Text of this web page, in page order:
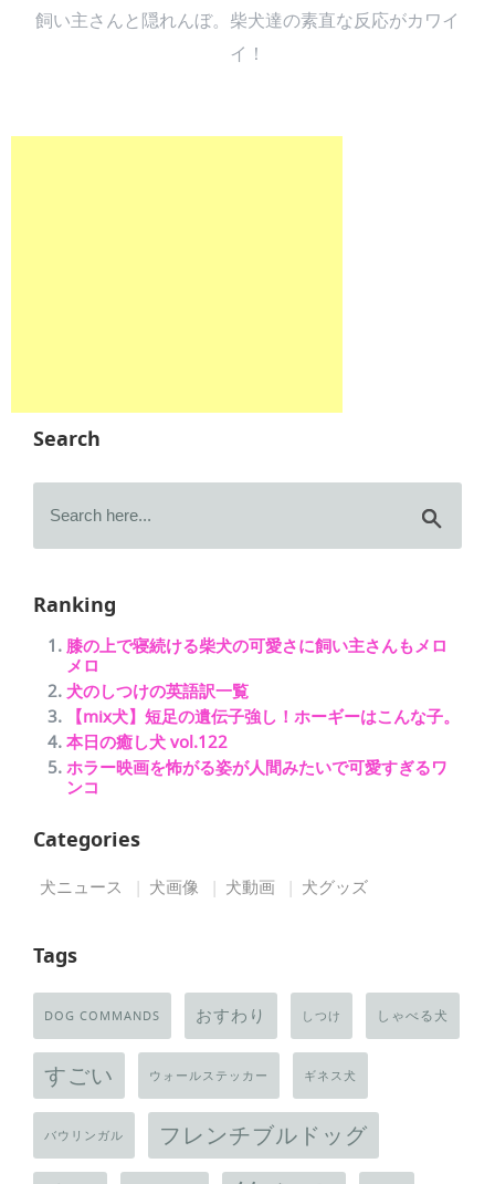
飼い主さんと隠れんぼ。柴犬達の素直な反応がカワイ
イ！
Search
Ranking
膝の上で寝続ける柴犬の可愛さに飼い主さんもメロ
メロ
犬のしつけの英語訳一覧
【mix犬】短足の遺伝子強し！ホーギーはこんな子。
本日の癒し犬 vol.122
ホラー映画を怖がる姿が人間みたいで可愛すぎるワ
ンコ
Categories
犬ニュース 犬画像 犬動画 犬グッズ
Tags
DOG COMMANDS おすわり しつけ しゃべる犬
すごい ウォールステッカー ギネス犬
バウリンガル フレンチブルドッグ